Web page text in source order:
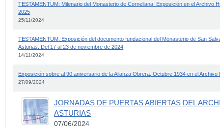
TESTAMENTUM: Milenario del Monasterio de Cornellana. Exposición en el Archivo
2025
25/11/2024
TESTAMENTUM: Exposición del documento fundacional del Monasterio de San
Asturias. Del 17 al 23 de noviembre de 2024
14/11/2024
Exposición sobre al 90 aniversario de la Alianza Obrera, Octubre 1934 en el
27/09/2024
JORNADAS DE PUERTAS ABIERTAS DEL
ASTURIAS
07/06/2024